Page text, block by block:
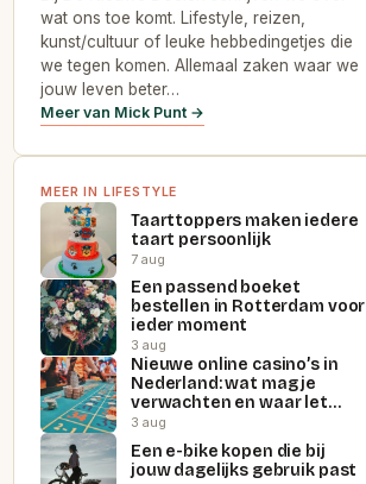
wat ons toe komt. Lifestyle, reizen,
kunst/cultuur of leuke hebbedingetjes die
we tegen komen. Allemaal zaken waar we
jouw leven beter…
Meer van Mick Punt →
MEER IN LIFESTYLE
Taarttoppers maken iedere
taart persoonlijk
7 aug
Een passend boeket
bestellen in Rotterdam voor
ieder moment
3 aug
Nieuwe online casino’s in
Nederland: wat mag je
verwachten en waar let…
3 aug
Een e-bike kopen die bij
jouw dagelijks gebruik past